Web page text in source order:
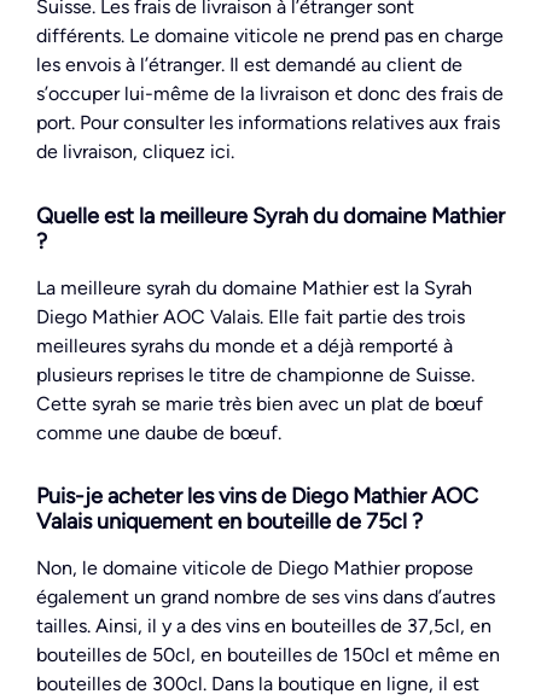
Suisse. Les frais de livraison à l’étranger sont
différents. Le domaine viticole ne prend pas en charge
les envois à l’étranger. Il est demandé au client de
s’occuper lui-même de la livraison et donc des frais de
port. Pour consulter les informations relatives aux frais
de livraison, cliquez ici.
Quelle est la meilleure Syrah du domaine Mathier
?
La meilleure syrah du domaine Mathier est la Syrah
Diego Mathier AOC Valais. Elle fait partie des trois
meilleures syrahs du monde et a déjà remporté à
plusieurs reprises le titre de championne de Suisse.
Cette syrah se marie très bien avec un plat de bœuf
comme une daube de bœuf.
Puis-je acheter les vins de Diego Mathier AOC
Valais uniquement en bouteille de 75cl ?
Non, le domaine viticole de Diego Mathier propose
également un grand nombre de ses vins dans d’autres
tailles. Ainsi, il y a des vins en bouteilles de 37,5cl, en
bouteilles de 50cl, en bouteilles de 150cl et même en
bouteilles de 300cl. Dans la boutique en ligne, il est